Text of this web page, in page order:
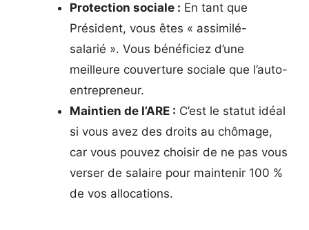
Protection sociale : En tant que
Président, vous êtes « assimilé-
salarié ». Vous bénéficiez d’une
meilleure couverture sociale que l’auto-
entrepreneur.
Maintien de l’ARE : C’est le statut idéal
si vous avez des droits au chômage,
car vous pouvez choisir de ne pas vous
verser de salaire pour maintenir 100 %
de vos allocations.